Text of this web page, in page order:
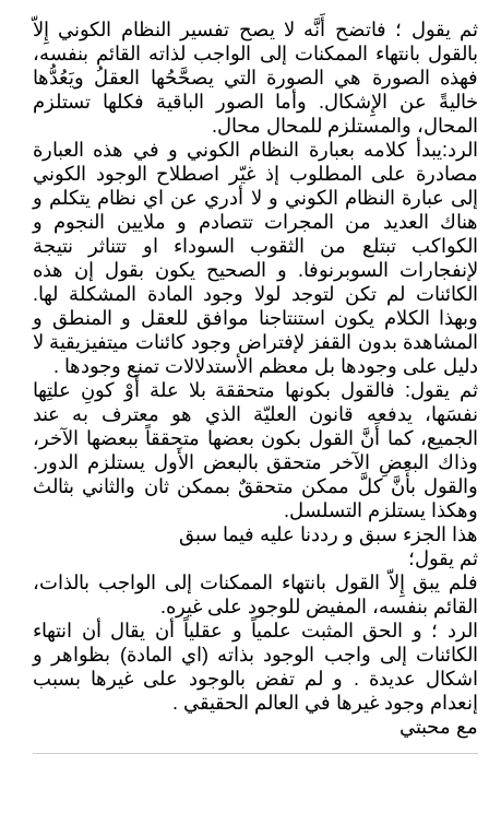
ثم يقول ؛ فاتضح أَنَّه لا يصح تفسير النظام الكوني إِلاّ
بالقول بانتهاء الممكنات إلى الواجب لذاته القائم بنفسه،
فهذه الصورة هي الصورة التي يصحَّحُها العقلُ ويَعُدُّها
خاليةً عن الإِشكال. وأما الصور الباقية فكلها تستلزم
المحال، والمستلزم للمحال محال.
الرد:يبدأ كلامه بعبارة النظام الكوني و في هذه العبارة
مصادرة على المطلوب إذ غيّر اصطلاح الوجود الكوني
إلى عبارة النظام الكوني و لا أدري عن اي نظام يتكلم و
هناك العديد من المجرات تتصادم و ملايين النجوم و
الكواكب تبتلع من الثقوب السوداء او تتناثر نتيجة
لإنفجارات السوبرنوفا. و الصحيح يكون بقول إن هذه
الكائنات لم تكن لتوجد لولا وجود المادة المشكلة لها.
وبهذا الكلام يكون استنتاجنا موافق للعقل و المنطق و
المشاهدة بدون القفز لإفتراض وجود كائنات ميتفيزيقية لا
دليل على وجودها بل معظم الأستدلالات تمنع وجودها .
ثم يقول: فالقول بكونها متحققة بلا علة أَوْ كونِ علتِها
نفسَها، يدفعه قانون العليّة الذي هو معترف به عند
الجميع، كما أَنَّ القول بكون بعضها متحققاً ببعضها الآخر،
وذاك البعضِ الآخر متحقق بالبعض الأَول يستلزم الدور.
والقول بأَنَّ كلَّ ممكن متحققٌ بممكن ثان والثاني بثالث
وهكذا يستلزم التسلسل.
هذا الجزء سبق و رددنا عليه فيما سبق
ثم يقول؛
فلم يبق إِلاّ القول بانتهاء الممكنات إلى الواجب بالذات،
القائم بنفسه، المفيض للوجود على غيره.
الرد ؛ و الحق المثبت علمياً و عقلياً أن يقال أن انتهاء
الكائنات إلى واجب الوجود بذاته (اي المادة) بظواهر و
اشكال عديدة . و لم تفض بالوجود على غيرها بسبب
إنعدام وجود غيرها في العالم الحقيقي .
مع محبتي